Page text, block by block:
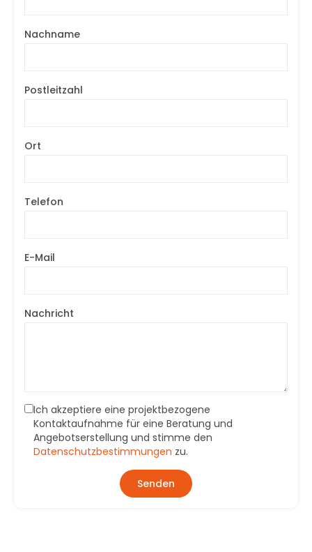
Nachname
Postleitzahl
Ort
Telefon
E-Mail
Nachricht
Ich akzeptiere eine projektbezogene
Kontaktaufnahme für eine Beratung und
Angebotserstellung und stimme den
Datenschutzbestimmungen zu.
Senden